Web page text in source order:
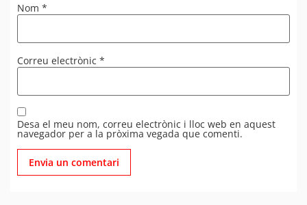
Nom *
Correu electrònic *
Desa el meu nom, correu electrònic i lloc web en aquest
navegador per a la pròxima vegada que comenti.